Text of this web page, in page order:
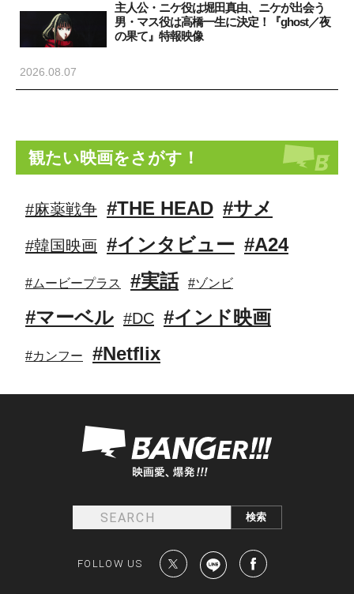
主人公・ニケ役は堀田真由、ニケが出会う
男・マス役は高橋一生に決定！『ghost／夜
の果て』特報映像
2026.08.07
観たい映画をさがす！
#麻薬戦争 #THE HEAD #サメ
#韓国映画 #インタビュー #A24
#ムービープラス #実話 #ゾンビ
#マーベル #DC #インド映画
#カンフー #Netflix
FOLLOW US